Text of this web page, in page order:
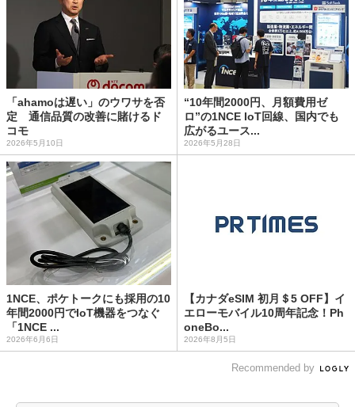
「ahamoは遅い」のウワサを否
定 通信品質の改善に賭けるド
コモ
2026年5月10日
“10年間2000円、月額費用ゼ
ロ”の1NCE IoT回線、国内でも
広がるユース...
2026年5月28日
1NCE、ポケトークにも採用の10
年間2000円でIoT機器をつなぐ
「1NCE ...
2026年6月6日
【カナダeSIM 初月＄5 OFF】イ
エローモバイル10周年記念！Ph
oneBo...
2026年8月5日
Recommended by